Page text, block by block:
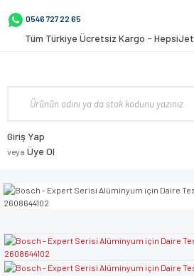
0546 727 22 65
Tüm Türkiye Ücretsiz Kargo - HepsiJet
Giriş Yap
veya Üye Ol